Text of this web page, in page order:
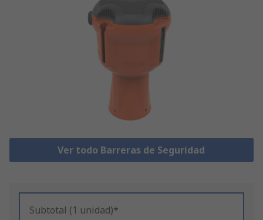
Ver todo Barreras de Seguridad
Subtotal (1 unidad)*